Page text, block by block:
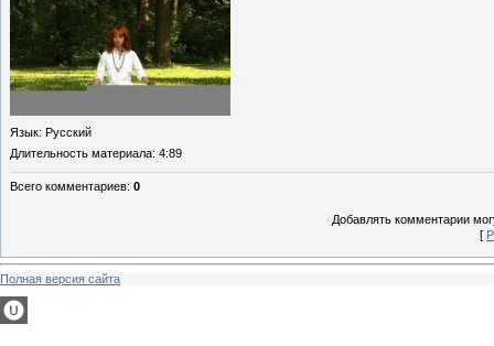
Язык: Русский
Длительность материала: 4:89
Всего комментариев: 0
Добавлять комментарии
[
Полная версия сайта